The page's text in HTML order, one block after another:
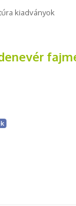
kiadványok